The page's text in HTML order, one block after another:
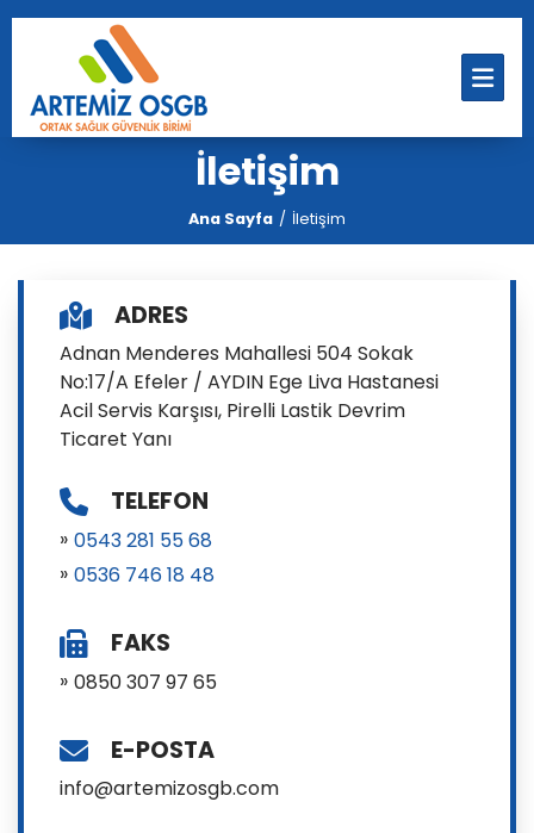
İletişim
Ana Sayfa İletişim
ADRES
Adnan Menderes Mahallesi 504 Sokak
No:17/A Efeler / AYDIN Ege Liva Hastanesi
Acil Servis Karşısı, Pirelli Lastik Devrim
Ticaret Yanı
TELEFON
0543 281 55 68
0536 746 18 48
FAKS
0850 307 97 65
E-POSTA
info@artemizosgb.com